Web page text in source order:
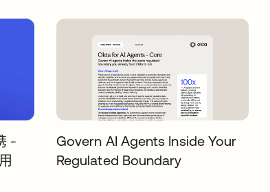
-
Govern AI Agents Inside Your
Regulated Boundary